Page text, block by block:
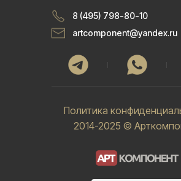
2014-2025 ©
Политика
8 (495) 798-80-10
artcomponent@yandex.ru